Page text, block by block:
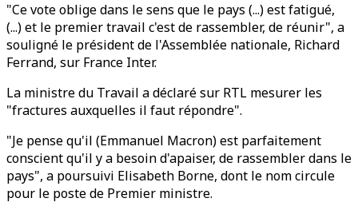
"Ce vote oblige dans le sens que le pays (...) est fatigué,
(...) et le premier travail c'est de rassembler, de réunir", a
souligné le président de l'Assemblée nationale, Richard
Ferrand, sur France Inter.
La ministre du Travail a déclaré sur RTL mesurer les
"fractures auxquelles il faut répondre".
"Je pense qu'il (Emmanuel Macron) est parfaitement
conscient qu'il y a besoin d'apaiser, de rassembler dans le
pays", a poursuivi Elisabeth Borne, dont le nom circule
pour le poste de Premier ministre.